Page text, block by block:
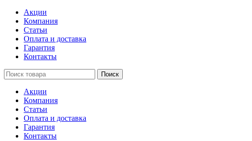
Акции
Компания
Статьи
Оплата и доставка
Гарантия
Контакты
Поиск
Акции
Компания
Статьи
Оплата и доставка
Гарантия
Контакты